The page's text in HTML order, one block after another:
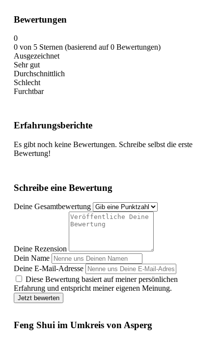
Bewertungen
0
0 von 5 Sternen (basierend auf 0 Bewertungen)
Ausgezeichnet
Sehr gut
Durchschnittlich
Schlecht
Furchtbar
Erfahrungsberichte
Es gibt noch keine Bewertungen. Schreibe selbst die erste
Bewertung!
Schreibe eine Bewertung
Deine Gesamtbewertung
Deine Rezension
Dein Name
Deine E-Mail-Adresse
Diese Bewertung basiert auf meiner persönlichen
Erfahrung und entspricht meiner eigenen Meinung.
Jetzt bewerten
Feng Shui im Umkreis von Asperg